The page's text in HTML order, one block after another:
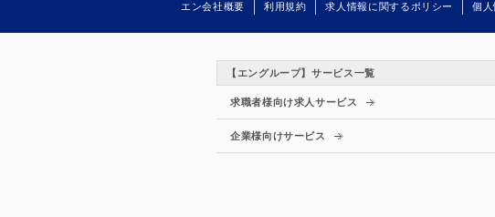
エン会社概要 利用規約 求人情報に関するポリシー 個
【エングループ】サービス一覧
求職者様向け求人サービス
企業様向けサービス